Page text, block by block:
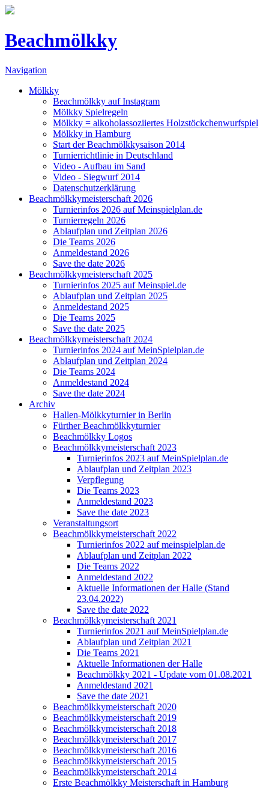
Beachmölkky
Navigation
Mölkky
Beachmölkky auf Instagram
Mölkky Spielregeln
Mölkky = alkoholassoziiertes Holzstöckchenwurfspiel
Mölkky in Hamburg
Start der Beachmölkkysaison 2014
Turnierrichtlinie in Deutschland
Video - Aufbau im Sand
Video - Siegwurf 2014
Datenschutzerklärung
Beachmölkkymeisterschaft 2026
Turnierinfos 2026 auf Meinspielplan.de
Turnierregeln 2026
Ablaufplan und Zeitplan 2026
Die Teams 2026
Anmeldestand 2026
Save the date 2026
Beachmölkkymeisterschaft 2025
Turnierinfos 2025 auf Meinspiel.de
Ablaufplan und Zeitplan 2025
Anmeldestand 2025
Die Teams 2025
Save the date 2025
Beachmölkkymeisterschaft 2024
Turnierinfos 2024 auf MeinSpielplan.de
Ablaufplan und Zeitplan 2024
Die Teams 2024
Anmeldestand 2024
Save the date 2024
Archiv
Hallen-Mölkkyturnier in Berlin
Fürther Beachmölkkyturnier
Beachmölkky Logos
Beachmölkkymeisterschaft 2023
Turnierinfos 2023 auf MeinSpielplan.de
Ablaufplan und Zeitplan 2023
Verpflegung
Die Teams 2023
Anmeldestand 2023
Save the date 2023
Veranstaltungsort
Beachmölkkymeisterschaft 2022
Turnierinfos 2022 auf meinspielplan.de
Ablaufplan und Zeitplan 2022
Die Teams 2022
Anmeldestand 2022
Aktuelle Informationen der Halle (Stand
23.04.2022)
Save the date 2022
Beachmölkkymeisterschaft 2021
Turnierinfos 2021 auf MeinSpielplan.de
Ablaufplan und Zeitplan 2021
Die Teams 2021
Aktuelle Informationen der Halle
Beachmölkky 2021 - Update vom 01.08.2021
Anmeldestand 2021
Save the date 2021
Beachmölkkymeisterschaft 2020
Beachmölkkymeisterschaft 2019
Beachmölkkymeisterschaft 2018
Beachmölkkymeisterschaft 2017
Beachmölkkymeisterschaft 2016
Beachmölkkymeisterschaft 2015
Beachmölkkymeisterschaft 2014
Erste Beachmölkky Meisterschaft in Hamburg